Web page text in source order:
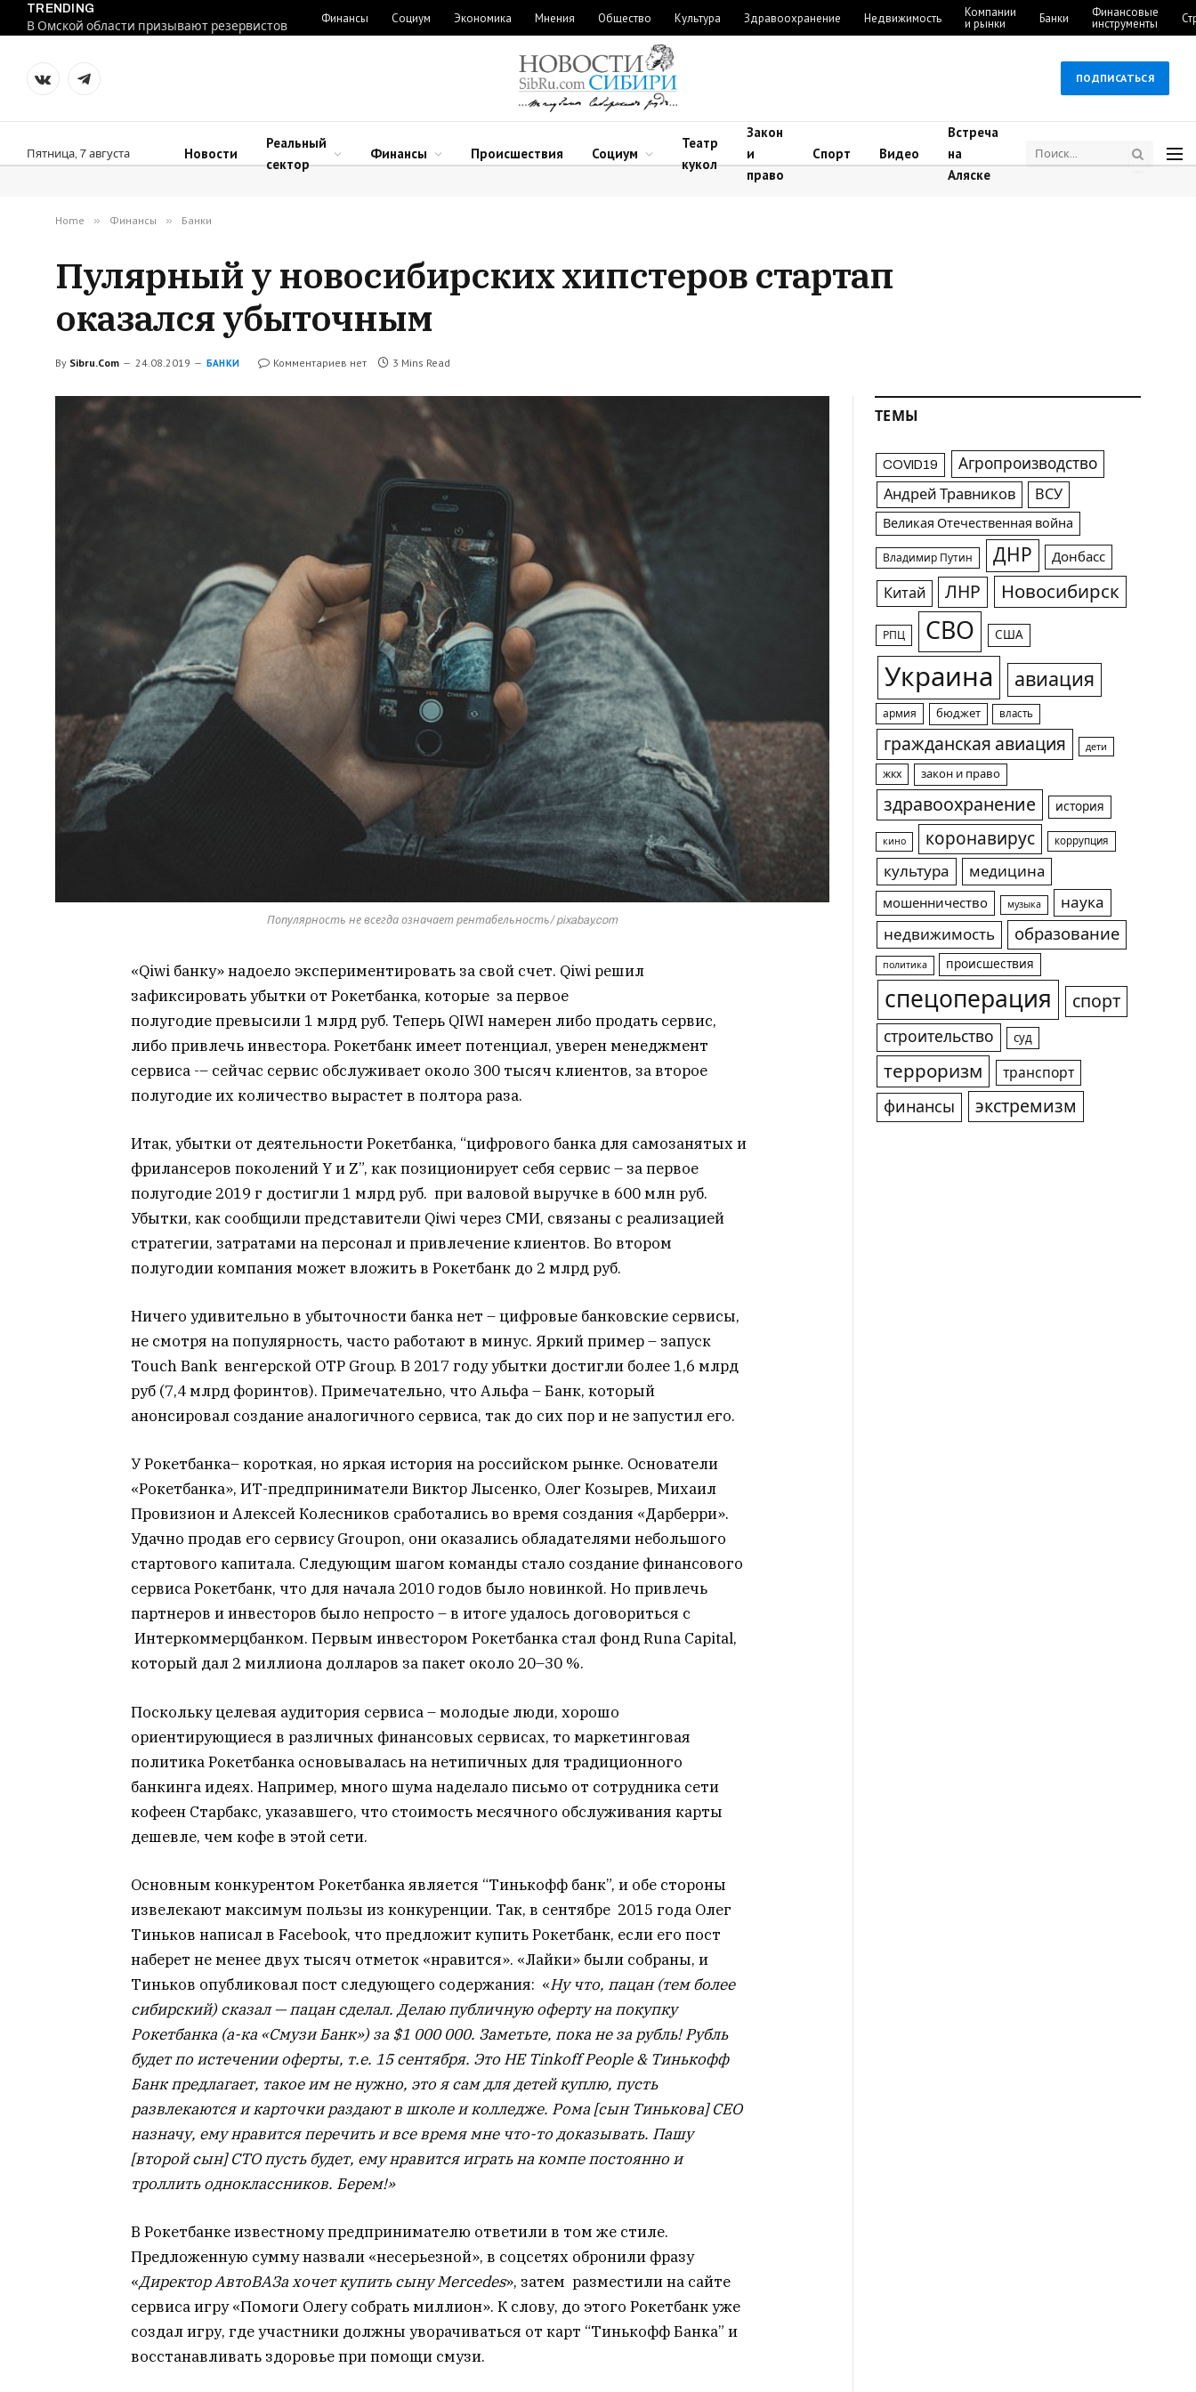
TRENDING
В Омской области призывают резервистов
Финансы Социум Экономика Мнения Общество Культура Здравоохранение Недвижимость Компании
и рынки Банки Финансовые
инструменты
VKontakteTelegram
ПОДПИСАТЬСЯ
Пятница, 7 августа Новости
Реальный
сектор
Финансы Происшествия Социум
Театр
кукол
Закон
и
право
Спорт Видео
Встреча
на
Аляске
Home » Финансы » Банки
Пулярный у новосибирских хипстеров стартап
оказался убыточным
By Sibru.Com 24.08.2019 БАНКИ Комментариев нет 3 Mins Read
Популярность не всегда означает рентабельность/ pixabay.com
«Qiwi банку» надоело экспериментировать за свой счет. Qiwi решил
зафиксировать убытки от Рокетбанка, которые за первое
полугодиепревысили1 млрд руб. Теперь QIWI намерен либо продать сервис,
либо привлечь инвестора. Рокетбанк имеет потенциал, уверен менеджмент
сервиса -– сейчас сервис обслуживает около 300 тысяч клиентов, за второе
полугодие их количество вырастет в полтора раза.
Итак, убытки от деятельности Рокетбанка, “цифрового банка для самозанятых и
фрилансеров поколений Y и Z”, как позиционирует себя сервис – за первое
полугодие 2019 г достигли 1 млрд руб. при валовой выручке в 600 млн руб.
Убытки, как сообщили представители Qiwi через СМИ, связаны с реализацией
стратегии, затратами на персонал и привлечение клиентов. Во втором
полугодии компания может вложить в Рокетбанк до 2 млрд руб.
Ничего удивительно в убыточности банка нет – цифровые банковские сервисы,
не смотря на популярность, часто работают в минус. Яркий пример – запуск
Touch Bank венгерской OTP Group. В 2017 году убытки достигли более 1,6 млрд
руб (7,4 млрд форинтов). Примечательно, что Альфа – Банк, который
анонсировал создание аналогичного сервиса, так до сих пор и не запустил его.
У Рокетбанка– короткая, но яркая история на российском рынке. Основатели
«Рокетбанка», ИТ-предприниматели Виктор Лысенко, Олег Козырев, Михаил
Провизион и Алексей Колесников сработались во время создания «Дарберри».
Удачно продав его сервису Groupon, они оказались обладателями небольшого
стартового капитала. Следующим шагом команды стало создание финансового
сервиса Рокетбанк, что для начала 2010 годов было новинкой. Но привлечь
партнеров и инвесторов было непросто – в итоге удалось договориться с
Интеркоммерцбанком. Первым инвестором Рокетбанка стал фонд Runa Capital,
который дал 2 миллиона долларов за пакет около 20–30 %.
Поскольку целевая аудитория сервиса – молодые люди, хорошо
ориентирующиеся в различных финансовых сервисах, то маркетинговая
политика Рокетбанка основывалась на нетипичных для традиционного
банкинга идеях. Например, много шума наделало письмо от сотрудника сети
кофеен Старбакс, указавшего, что стоимость месячного обслуживания карты
дешевле, чем кофе в этой сети.
Основным конкурентом Рокетбанка является “Тинькофф банк”, и обе стороны
извелекают максимум пользы из конкуренции. Так, в сентябре 2015 года Олег
Тиньков написал в Facebook, что предложит купить Рокетбанк, если его пост
наберет не менее двух тысяч отметок «нравится». «Лайки» были собраны, и
Тиньков опубликовал пост следующего содержания: «Ну что, пацан (тем более
сибирский) сказал — пацан сделал. Делаю публичную оферту на покупку
Рокетбанка (а-ка «Смузи Банк») за $1 000 000. Заметьте, пока не за рубль! Рубль
будет по истечении оферты, т.е. 15 сентября. Это НЕ Tinkoff People & Тинькофф
Банк предлагает, такое им не нужно, это я сам для детей куплю, пусть
развлекаются и карточки раздают в школе и колледже. Рома [сын Тинькова] СЕО
назначу, ему нравится перечить и все время мне что-то доказывать. Пашу
[второй сын] СТО пусть будет, ему нравится играть на компе постоянно и
троллить одноклассников. Берем!»
В Рокетбанке известному предпринимателю ответили в том же стиле.
Предложенную сумму назвали «несерьезной», в соцсетях обронили фразу
«Директор АвтоВАЗа хочет купить сыну Mercedes», затем разместили на сайте
сервиса игру «Помоги Олегу собрать миллион». К слову, до этого Рокетбанк уже
создал игру, где участники должны уворачиваться от карт “Тинькофф Банка” и
восстанавливать здоровье при помощи смузи.
ТЕМЫ
COVID19 Агропроизводство
Андрей Травников ВСУ
Великая Отечественная война
Владимир Путин ДНР Донбасс
Китай ЛНР Новосибирск
РПЦ СВО США
Украина авиация
армия бюджет власть
гражданская авиация дети
жкх закон и право
здравоохранение история
кино коронавирус коррупция
культура медицина
мошенничество музыка
наука
недвижимость
образование
политика происшествия
спецоперация спорт
строительство суд
терроризм транспорт
финансы экстремизм